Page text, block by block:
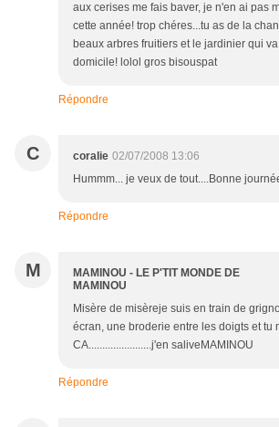
aux cerises me fais baver, je n'en ai pas
cette année! trop chéres...tu as de la
beaux arbres fruitiers et le jardinier qui
domicile! lolol gros bisouspat
Répondre
C coralie 02/07/2008 13:06
Hummm... je veux de tout....Bonne
Répondre
M
MAMINOU - LE P'TIT MONDE DE
MAMINOU
Misère de misèreje suis en train de
écran, une broderie entre les doigts et tu
CA.......................j'en saliveMAMINOU
Répondre